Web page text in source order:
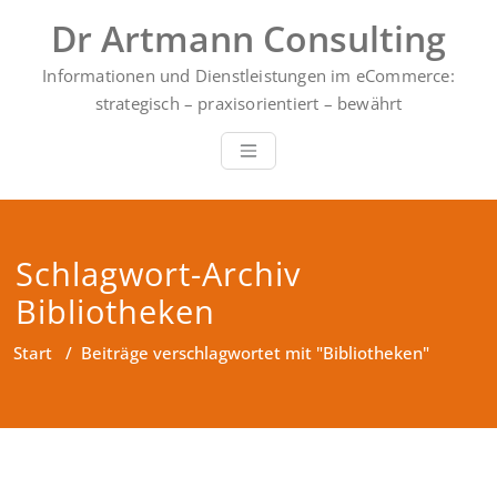
springen
Dr Artmann Consulting
Informationen und Dienstleistungen im eCommerce:
strategisch – praxisorientiert – bewährt
Schlagwort-Archiv
Bibliotheken
Start / Beiträge verschlagwortet mit "Bibliotheken"